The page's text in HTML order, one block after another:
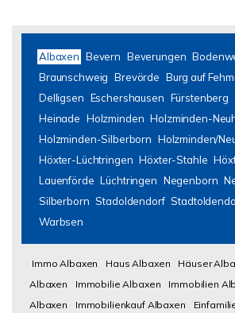
Albaxen Bevern Beverungen
Braunschweig Brevörde Burg auf
Delligsen Eschershausen Fürstenberg
Heinade Holzminden Holzminden-
Holzminden-Silberborn Holzminden/
Höxter-Lüchtringen Höxter-Stahle
Lauenförde Lüchtringen Negenborn
Silberborn Stadoldendorf
Warbsen
Immo Albaxen Haus Albaxen Häuser
Albaxen
Immobilie Albaxen Immobilien
Albaxen
Immobilienkauf Albaxen